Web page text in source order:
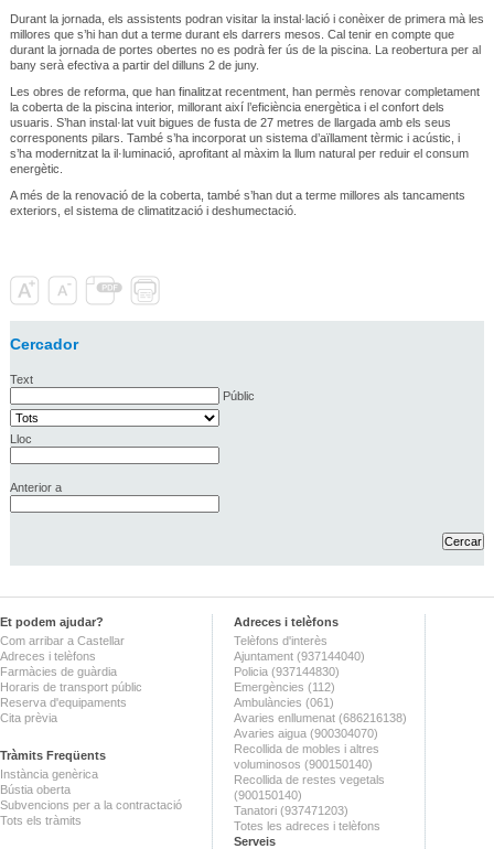
Durant la jornada, els assistents podran visitar la instal·lació i conèixer de primera mà les
millores que s’hi han dut a terme durant els darrers mesos. Cal tenir en compte que
durant la jornada de portes obertes no es podrà fer ús de la piscina. La reobertura per al
bany serà efectiva a partir del dilluns 2 de juny.
Les obres de reforma, que han finalitzat recentment, han permès renovar completament
la coberta de la piscina interior, millorant així l’eficiència energètica i el confort dels
usuaris. S’han instal·lat vuit bigues de fusta de 27 metres de llargada amb els seus
corresponents pilars. També s’ha incorporat un sistema d’aïllament tèrmic i acústic, i
s’ha modernitzat la il·luminació, aprofitant al màxim la llum natural per reduir el consum
energètic.
A més de la renovació de la coberta, també s’han dut a terme millores als tancaments
exteriors, el sistema de climatització i deshumectació.
Cercador
Text
Públic
Lloc
Anterior a
Et podem ajudar?
Com arribar a Castellar
Adreces i telèfons
Farmàcies de guàrdia
Horaris de transport públic
Reserva d'equipaments
Cita prèvia
Tràmits Freqüents
Instància genèrica
Bústia oberta
Subvencions per a la contractació
Tots els tràmits
Adreces i telèfons
Telèfons d'interès
Ajuntament (937144040)
Policia (937144830)
Emergències (112)
Ambulàncies (061)
Avaries enllumenat (686216138)
Avaries aigua (900304070)
Recollida de mobles i altres
voluminosos (900150140)
Recollida de restes vegetals
(900150140)
Tanatori (937471203)
Totes les adreces i telèfons
Serveis